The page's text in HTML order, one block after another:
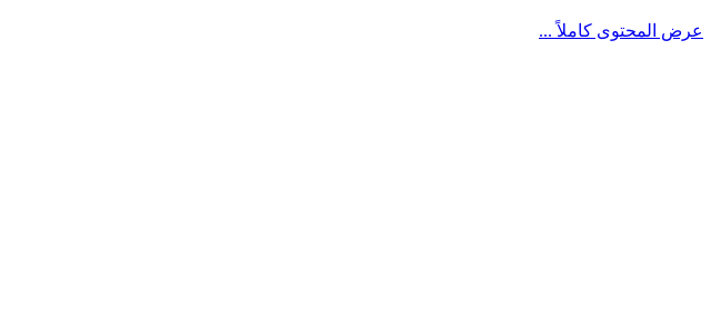
عرض المحتوى كاملاً ...